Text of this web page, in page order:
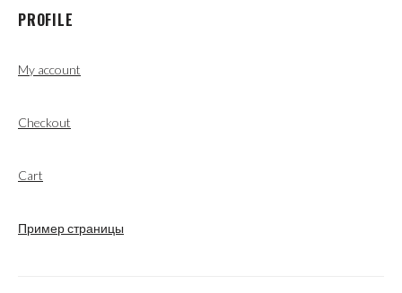
PROFILE
My account
Checkout
Cart
Пример страницы